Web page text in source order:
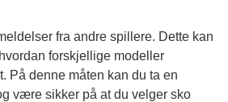
fra andre spillere. Dette kan
forskjellige modeller
På denne måten kan du ta en
være sikker på at du velger sko